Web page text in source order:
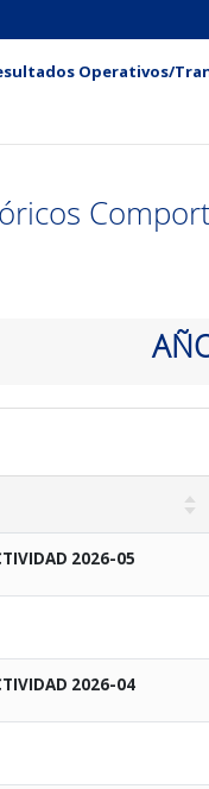
Operativos/
2026-05
2026-04